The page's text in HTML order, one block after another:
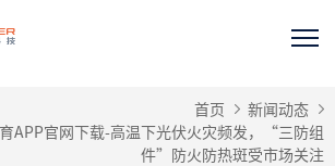
首页
新闻动态
APP官网下载-高温下光伏火灾频发，“三防组
件”防火防热斑受市场关注